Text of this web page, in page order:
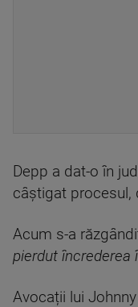
Depp a dat-o în
câștigat procesul,
Acum s-a
pierdut încrederea
Avocații lui